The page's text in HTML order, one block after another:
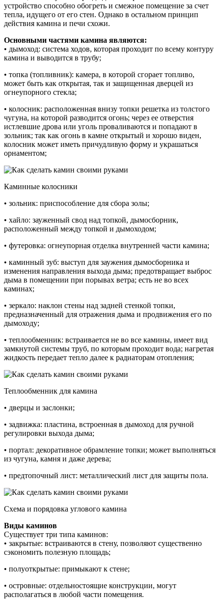
устройство способно обогреть и смежное помещение за счет
тепла, идущего от его стен. Однако в остальном принцип
действия камина и печи схожи.
Основными частями камина являются:
• дымоход: система ходов, которая проходит по всему контуру
камина и выводится в трубу;
• топка (топливник): камера, в которой сгорает топливо,
может быть как открытая, так и защищенная дверцей из
огнеупорного стекла;
• колосник: расположенная внизу топки решетка из толстого
чугуна, на которой разводится огонь; через ее отверстия
истлевшие дрова или уголь проваливаются и попадают в
зольник; так как огонь в камне открытый и хорошо виден,
колосник может иметь причудливую форму и украшаться
орнаментом;
Каминные колосники
• зольник: приспособление для сбора золы;
• хайло: зауженный свод над топкой, дымосборник,
расположенный между топкой и дымоходом;
• футеровка: огнеупорная отделка внутренней части камина;
• каминный зуб: выступ для заужения дымосборника и
изменения направления выхода дыма; предотвращает выброс
дыма в помещении при порывах ветра; есть не во всех
каминах;
• зеркало: наклон стены над задней стенкой топки,
предназначенный для отражения дыма и продвижения его по
дымоходу;
• теплообменник: встраивается не во все камины, имеет вид
замкнутой системы труб, по которым проходит вода; нагретая
жидкость передает тепло далее к радиаторам отопления;
Теплообменник для камина
• дверцы и заслонки;
• задвижка: пластина, встроенная в дымоход для ручной
регулировки выхода дыма;
• портал: декоративное обрамление топки; может выполняться
из чугуна, камня и даже дерева;
• предтопочный лист: металлический лист для защиты пола.
Схема и порядовка углового камина
Виды каминов
Существует три типа каминов:
• закрытые: встраиваются в стену, позволяют существенно
сэкономить полезную площадь;
• полуоткрытые: примыкают к стене;
• островные: отдельностоящие конструкции, могут
располагаться в любой части помещения.